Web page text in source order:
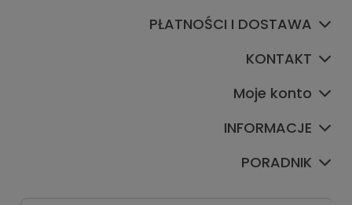
PŁATNOŚCI I DOSTAWA
KONTAKT
Moje konto
INFORMACJE
PORADNIK